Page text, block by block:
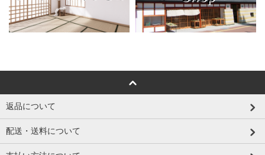
返品について
配送・送料について